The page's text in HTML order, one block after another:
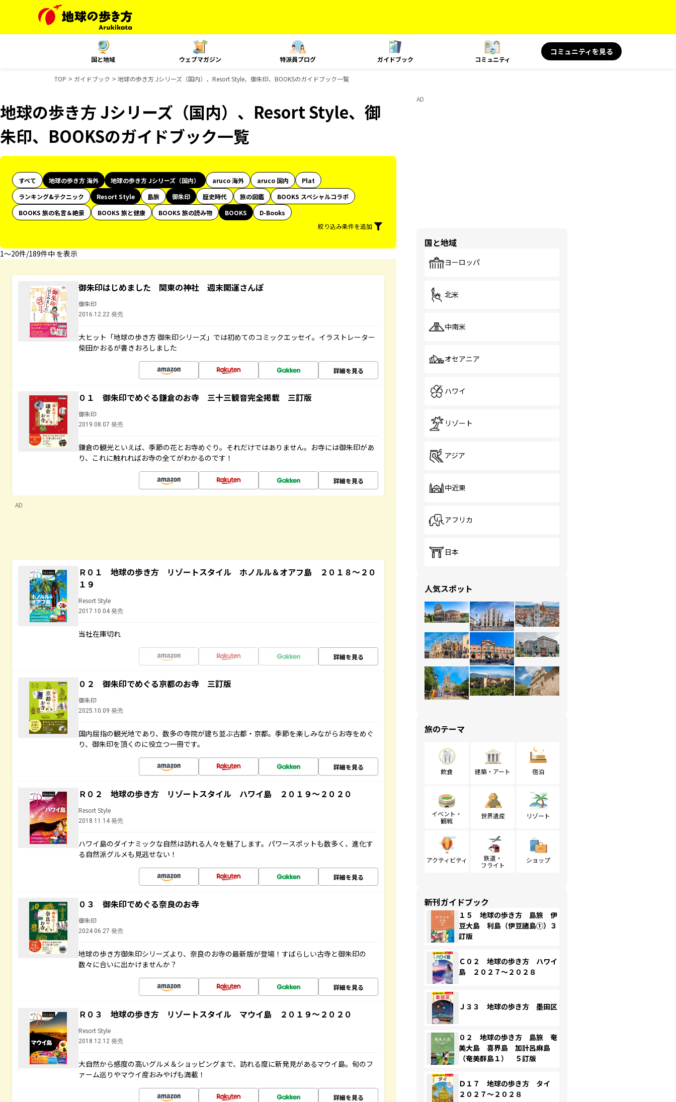
国と地域 ウェブマガジン 特派員ブログ ガイドブック コミュニティ
コミュニティを見る
TOP ガイドブック 地球の歩き方 Jシリーズ（国内）、Resort Style、御朱印、BOOKSのガイドブック一覧
地球の歩き方 Jシリーズ（国内）、Resort Style、御
朱印、BOOKSのガイドブック一覧
すべて 地球の歩き方 海外 地球の歩き方 Jシリーズ（国内） aruco 海外 aruco 国内
Plat
ランキング&テクニック
Resort Style 島旅 御朱印 歴史時代 旅の図鑑
BOOKS スペシャルコラボ
BOOKS 旅の名言＆絶景
BOOKS 旅と健康 BOOKS 旅の読み物 BOOKS
D-Books
絞り込み条件を追加
1〜20件/189件中 を表示
御朱印はじめました 関東の神社 週末開運さんぽ
御朱印
2016.12.22 発売
大ヒット「地球の歩き方 御朱印シリーズ」では初めてのコミックエッセイ。イラストレーター
柴田かおるが書きおろしました
詳細を見る
０１ 御朱印でめぐる鎌倉のお寺 三十三観音完全掲載 三訂版
御朱印
2019.08.07 発売
鎌倉の観光といえば、季節の花とお寺めぐり。それだけではありません。お寺には御朱印があ
り、これに触れればお寺の全てがわかるのです！
詳細を見る
AD
Ｒ０１ 地球の歩き方 リゾートスタイル ホノルル＆オアフ島 ２０１８～２０
１９
Resort Style
2017.10.04 発売
当社在庫切れ
詳細を見る
０２ 御朱印でめぐる京都のお寺 三訂版
御朱印
2025.10.09 発売
国内屈指の観光地であり、数多の寺院が建ち並ぶ古都・京都。季節を楽しみながらお寺をめぐ
り、御朱印を頂くのに役立つ一冊です。
詳細を見る
Ｒ０２ 地球の歩き方 リゾートスタイル ハワイ島 ２０１９～２０２０
Resort Style
2018.11.14 発売
ハワイ島のダイナミックな自然は訪れる人々を魅了します。パワースポットも数多く、進化す
る自然派グルメも見逃せない！
詳細を見る
０３ 御朱印でめぐる奈良のお寺
御朱印
2024.06.27 発売
地球の歩き方御朱印シリーズより、奈良のお寺の最新版が登場！すばらしい古寺と御朱印の
数々に合いに出かけませんか？
詳細を見る
Ｒ０３ 地球の歩き方 リゾートスタイル マウイ島 ２０１９～２０２０
Resort Style
2018.12.12 発売
大自然から感度の高いグルメ＆ショッピングまで、訪れる度に新発見があるマウイ島。旬のフ
ァーム巡りやマウイ産おみやげも満載！
詳細を見る
AD
国と地域
ヨーロッパ
北米
中南米
オセアニア
ハワイ
リゾート
アジア
中近東
アフリカ
日本
人気スポット
旅のテーマ
飲食 建築・アート 宿泊
イベント・
観戦
世界遺産 リゾート
アクティビティ
鉄道・
フライト
ショップ
新刊ガイドブック
１５ 地球の歩き方 島旅 伊
豆大島 利島（伊豆諸島①）３
訂版
Ｃ０２ 地球の歩き方 ハワイ
島 ２０２７～２０２８
Ｊ３３ 地球の歩き方 墨田区
０２ 地球の歩き方 島旅 奄
美大島 喜界島 加計呂麻島
（奄美群島１） ５訂版
Ｄ１７ 地球の歩き方 タイ
２０２７～２０２８